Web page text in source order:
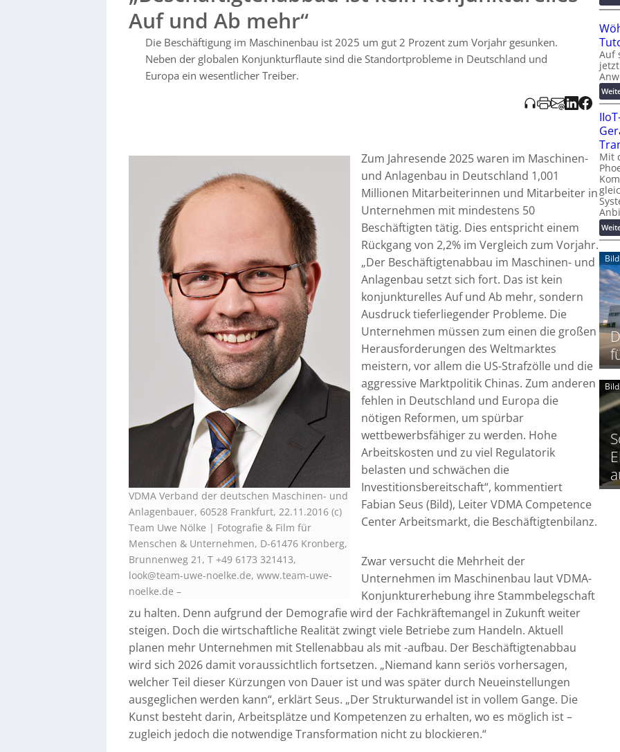
die notwendige Transformation zu ermöglichen.
Auf und Ab mehr“
Die Beschäftigung im Maschinenbau ist 2025 um gut 2 Prozent zum Vorjahr gesunken.
Neben der globalen Konjunkturflaute sind die Standortprobleme in Deutschland und
Europa ein wesentlicher Treiber.
VDMA Verband der deutschen Maschinen- und
Anlagenbauer, 60528 Frankfurt, 22.11.2016 (c)
Team Uwe Nölke | Fotografie & Film für
Menschen & Unternehmen, D-61476 Kronberg,
Brunnenweg 21, T +49 6173 321413,
look@team-uwe-noelke.de, www.team-uwe-
noelke.de –
Zum Jahresende 2025 waren im Maschinen-
und Anlagenbau in Deutschland 1,001
Millionen Mitarbeiterinnen und Mitarbeiter in
Unternehmen mit mindestens 50
Beschäftigten tätig. Dies entspricht einem
Rückgang von 2,2% im Vergleich zum Vorjahr.
„Der Beschäftigtenabbau im Maschinen- und
Anlagenbau setzt sich fort. Das ist kein
konjunkturelles Auf und Ab mehr, sondern
Ausdruck tieferliegender Probleme. Die
Unternehmen müssen zum einen die großen
Herausforderungen des Weltmarktes
meistern, vor allem die US-Strafzölle und die
aggressive Marktpolitik Chinas. Zum anderen
fehlen in Deutschland und Europa die
nötigen Reformen, um spürbar
wettbewerbsfähiger zu werden. Hohe
Arbeitskosten und zu viel Regulatorik
belasten und schwächen die
Investitionsbereitschaft“, kommentiert
Fabian Seus (Bild), Leiter VDMA Competence
Center Arbeitsmarkt, die Beschäftigtenbilanz.
Zwar versucht die Mehrheit der
Unternehmen im Maschinenbau laut VDMA-
Konjunkturerhebung ihre Stammbelegschaft
zu halten. Denn aufgrund der Demografie wird der Fachkräftemangel in Zukunft weiter
steigen. Doch die wirtschaftliche Realität zwingt viele Betriebe zum Handeln. Aktuell
planen mehr Unternehmen mit Stellenabbau als mit -aufbau. Der Beschäftigtenabbau
wird sich 2026 damit voraussichtlich fortsetzen. „Niemand kann seriös vorhersagen,
welcher Teil dieser Kürzungen von Dauer ist und was später durch Neueinstellungen
ausgeglichen werden kann“, erklärt Seus. „Der Strukturwandel ist in vollem Gange. Die
Kunst besteht darin, Arbeitsplätze und Kompetenzen zu erhalten, wo es möglich ist –
zugleich jedoch die notwendige Transformation nicht zu blockieren.“
Auf
Mit